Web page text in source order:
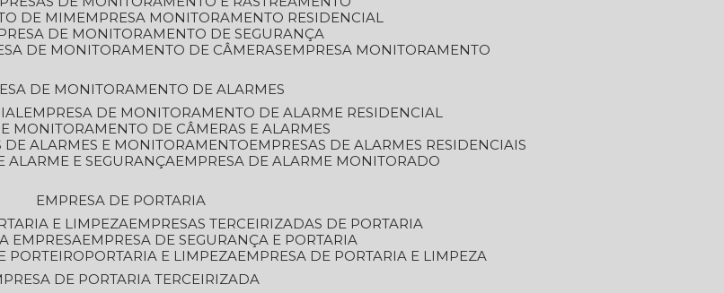
DE MIM
EMPRESA MONITORAMENTO RESIDENCIAL
DE MONITORAMENTO DE SEGURANÇA
DE MONITORAMENTO DE CÂMERAS
EMPRESA MONITORAMENTO
DE MONITORAMENTO DE ALARMES
EMPRESA DE MONITORAMENTO DE ALARME RESIDENCIAL
MONITORAMENTO DE CÂMERAS E ALARMES
DE ALARMES E MONITORAMENTO
EMPRESAS DE ALARMES RESIDENCIAIS
ALARME E SEGURANÇA
EMPRESA DE ALARME MONITORADO
EMPRESA DE PORTARIA
E LIMPEZA
EMPRESAS TERCEIRIZADAS DE PORTARIA
EMPRESA
EMPRESA DE SEGURANÇA E PORTARIA
PORTEIRO PORTARIA E LIMPEZA
EMPRESA DE PORTARIA E LIMPEZA
DE PORTARIA TERCEIRIZADA